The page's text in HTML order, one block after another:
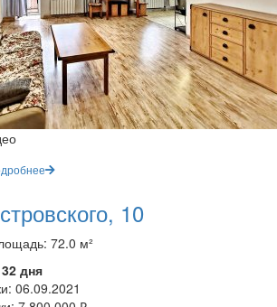
10
72.0 м²
дня
06.09.2021